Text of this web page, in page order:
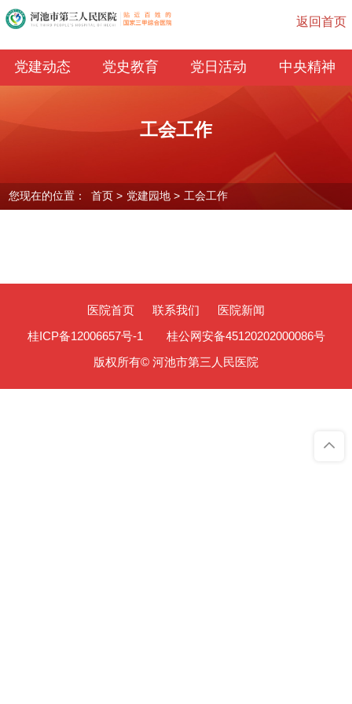
返回首页
党建动态 党史教育 党日活动 中央精神
工会工作
您现在的位置： 首页 > 党建园地 > 工会工作
医院首页 联系我们 医院新闻
桂ICP备12006657号-1 桂公网安备45120202000086号
版权所有© 河池市第三人民医院